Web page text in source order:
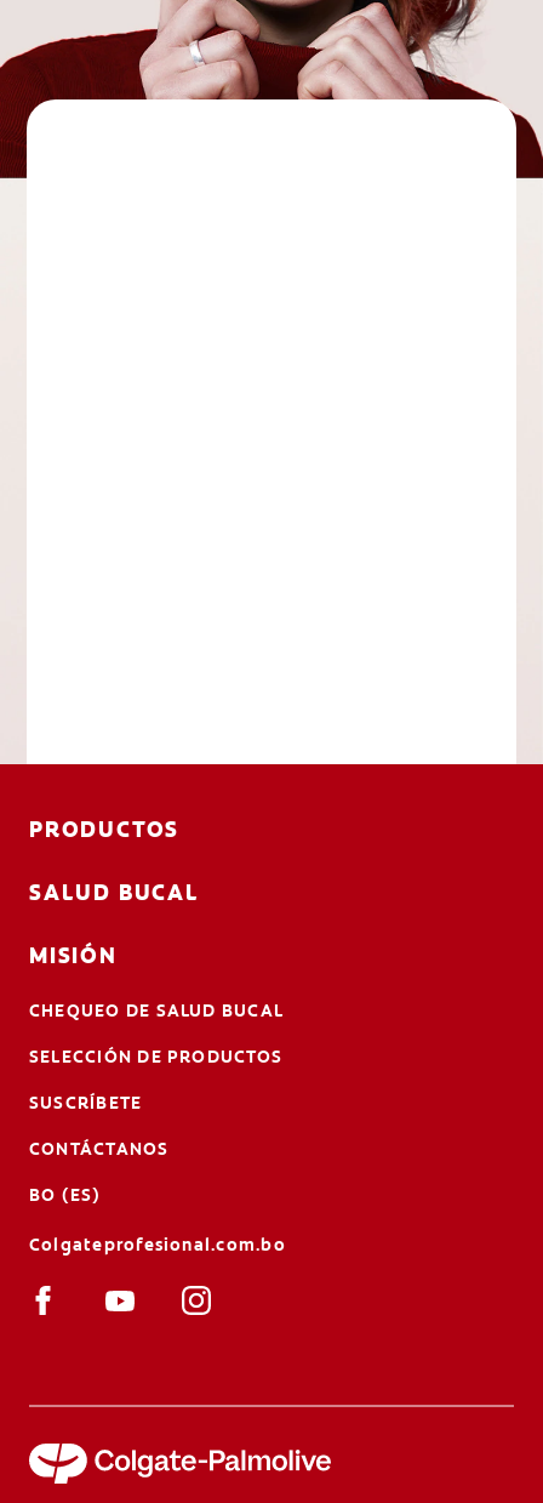
PRODUCTOS
SALUD BUCAL
MISIÓN
CHEQUEO DE SALUD BUCAL
SELECCIÓN DE PRODUCTOS
SUSCRÍBETE
CONTÁCTANOS
BO (ES)
Colgateprofesional.com.bo